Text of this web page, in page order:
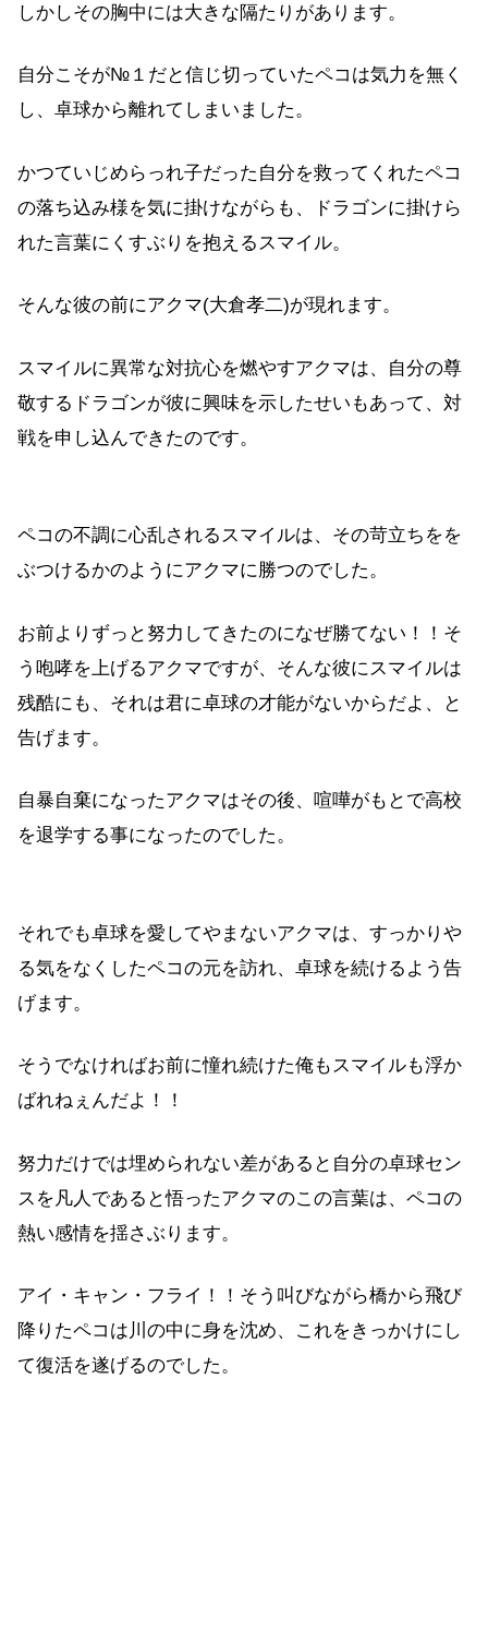
しかしその胸中には大きな隔たりがあります。
自分こそが№１だと信じ切っていたペコは気力を無く
し、卓球から離れてしまいました。
かつていじめらっれ子だった自分を救ってくれたペコ
の落ち込み様を気に掛けながらも、ドラゴンに掛けら
れた言葉にくすぶりを抱えるスマイル。
そんな彼の前にアクマ(大倉孝二)が現れます。
スマイルに異常な対抗心を燃やすアクマは、自分の尊
敬するドラゴンが彼に興味を示したせいもあって、対
戦を申し込んできたのです。
ペコの不調に心乱されるスマイルは、その苛立ちをを
ぶつけるかのようにアクマに勝つのでした。
お前よりずっと努力してきたのになぜ勝てない！！そ
う咆哮を上げるアクマですが、そんな彼にスマイルは
残酷にも、それは君に卓球の才能がないからだよ、と
告げます。
自暴自棄になったアクマはその後、喧嘩がもとで高校
を退学する事になったのでした。
それでも卓球を愛してやまないアクマは、すっかりや
る気をなくしたペコの元を訪れ、卓球を続けるよう告
げます。
そうでなければお前に憧れ続けた俺もスマイルも浮か
ばれねぇんだよ！！
努力だけでは埋められない差があると自分の卓球セン
スを凡人であると悟ったアクマのこの言葉は、ペコの
熱い感情を揺さぶります。
アイ・キャン・フライ！！そう叫びながら橋から飛び
降りたペコは川の中に身を沈め、これをきっかけにし
て復活を遂げるのでした。